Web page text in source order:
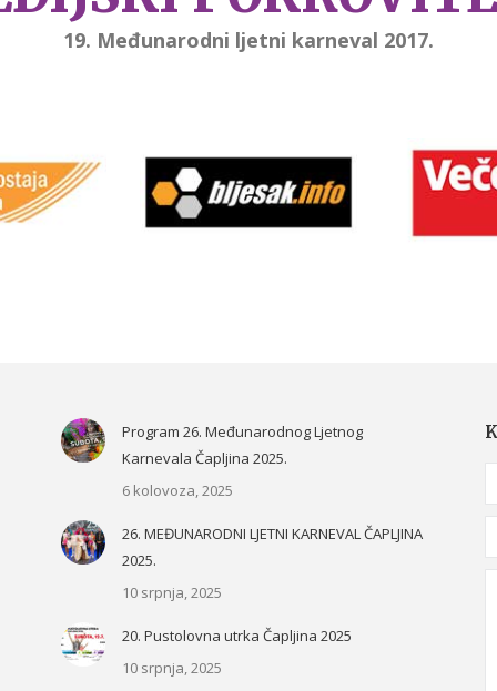
19. Međunarodni ljetni karneval 2017.
Program 26. Međunarodnog Ljetnog
Karnevala Čapljina 2025.
6 kolovoza, 2025
26. MEĐUNARODNI LJETNI KARNEVAL ČAPLJINA
2025.
10 srpnja, 2025
20. Pustolovna utrka Čapljina 2025
10 srpnja, 2025